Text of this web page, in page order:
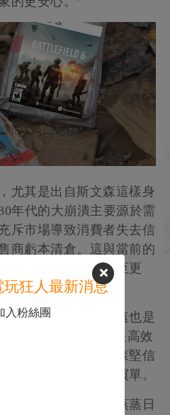
尤其是出自斯文森這樣身
年代的大崩潰主要源於需
斥市場導致消費者失去信
商虧本清倉。這與當前的
既往地強勁（甚至更
。
周期的不斷上升，這也是
本身）轉向AI以提高效
戲問世——而斯文森堅信
——玩家就一定會買單。
遊戲業界藥丸還是蒸蒸日
狂人最新消息
入粉絲團